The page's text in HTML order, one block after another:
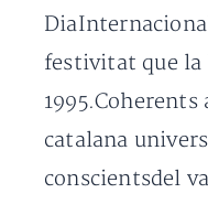
festivitat que la
catalana
conscientsdel